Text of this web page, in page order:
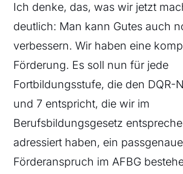
Ich denke, das, was wir jetzt
deutlich: Man kann Gutes auch
verbessern. Wir haben eine
Förderung. Es soll nun für jede
Fortbildungsstufe, die den DQR-
und 7 entspricht, die wir im
Berufsbildungsgesetz
adressiert haben, ein
Förderanspruch im AFBG